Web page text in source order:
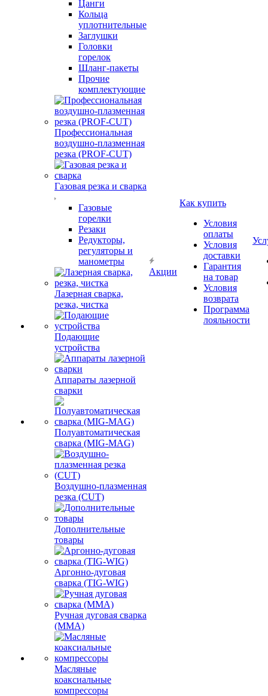
Цанги
Кольца
уплотнительные
Заглушки
Головки
горелок
Шланг-пакеты
Прочие
комплектующие
Профессиональная
воздушно-плазменная
резка (PROF-CUT)
Газовая резка и сварка
Газовые
горелки
Резаки
Редукторы,
регуляторы и
манометры
Лазерная сварка,
резка, чистка
Подающие
устройства
Аппараты лазерной
сварки
Полуавтоматическая
сварка (MIG-MAG)
Воздушно-плазменная
резка (CUT)
Дополнительные
товары
Аргонно-дуговая
сварка (TIG-WIG)
Ручная дуговая сварка
(MMA)
Масляные
коаксиальные
компрессоры
Акции
Как купить
Условия
оплаты
Условия
доставки
Гарантия
на товар
Условия
возврата
Программа
лояльности